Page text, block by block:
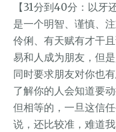
【31分到40分：以
是一个明智、谨慎、
伶俐、有天赋有才干
易和人成为朋友，但
同时要求朋友对你也
了解你的人会知道要
但相等的，一旦这信
说，还比较准，难道